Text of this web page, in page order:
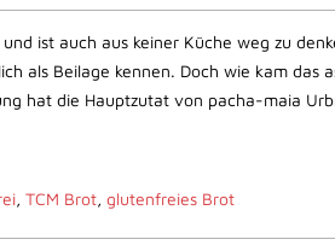
ist auch aus keiner Küche weg zu
als Beilage kennen. Doch wie kam das
hat die Hauptzutat von pacha-maia
,TCM Brot,glutenfreies Brot